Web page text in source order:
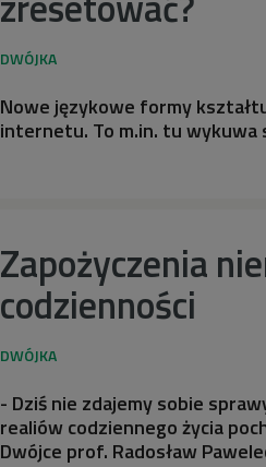
Nowe językowe formy
internetu. To m.in. tu wykuwa
Zapożyczenia
codzienności
- Dziś nie zdajemy sobie
realiów codziennego życia
Dwójce prof. Radosław